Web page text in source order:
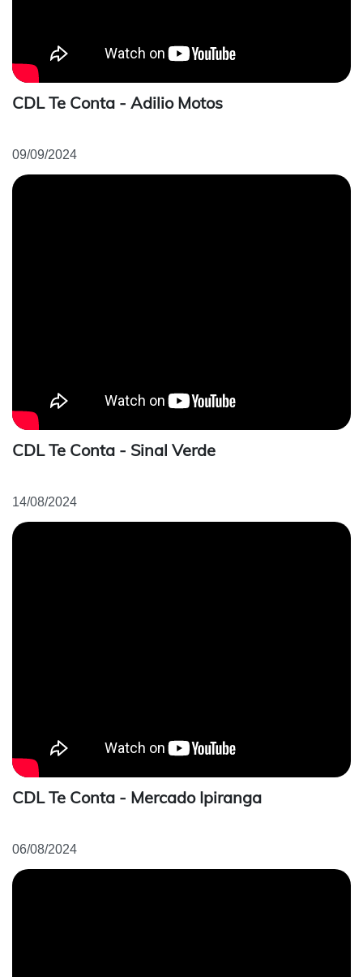
CDL Te Conta - Adilio Motos
09/09/2024
CDL Te Conta - Sinal Verde
14/08/2024
CDL Te Conta - Mercado Ipiranga
06/08/2024